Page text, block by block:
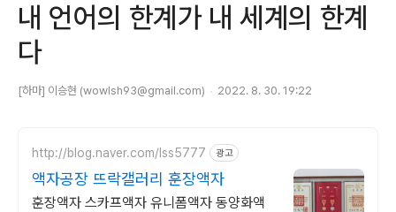
내 언어의 한계가 내 세계의 한계
다
[하마] 이승현 (wowlsh93@gmail.com) 2022. 8. 30. 19:22
http://blog.naver.com/lss5777 광고
액자공장 뜨락갤러리 훈장액자
훈장액자 스카프액자 유니폼액자 동양화액